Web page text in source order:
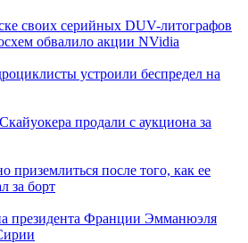
своих серийных DUV-литографов
обвалило акции NVidia
устроили беспредел на
продали с аукциона за
приземлиться после того, как ее
за борт
Франции Эмманюэля